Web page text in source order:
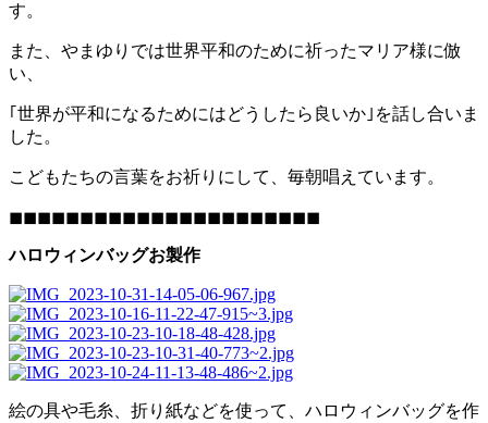
す。
また、やまゆりでは世界平和のために祈ったマリア様に倣
い、
｢世界が平和になるためにはどうしたら良いか｣を話し合いま
した。
こどもたちの言葉をお祈りにして、毎朝唱えています。
◼◼◼◼◼◼◼◼◼◼◼◼◼◼◼◼◼◼◼◼◼◼
ハロウィンバッグお製作
絵の具や毛糸、折り紙などを使って、ハロウィンバッグを作